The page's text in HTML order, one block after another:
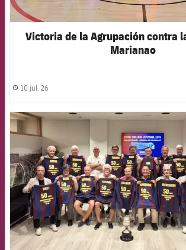
Victoria de la Agrupación contra
Marianao
label.share.clock
10 jul. 26
FCB